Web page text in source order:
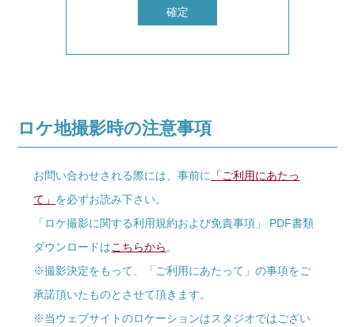
ロケ地撮影時の注意事項
お問い合わせされる際には、事前に 「ご利用にあたっ
て」 を必ずお読み下さい。
「ロケ撮影に関する利用規約および免責事項」 PDF書類
ダウンロードはこちらから。
※撮影決定をもって、「ご利用にあたって」の事項をご
承諾頂いたものとさせて頂きます。
※当ウェブサイトのロケーションはスタジオではござい